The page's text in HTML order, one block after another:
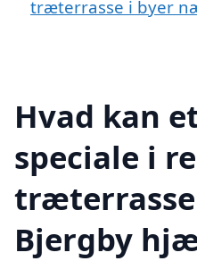
træterrasse i byer
Hvad kan
speciale i
træterrasse
Bjergby